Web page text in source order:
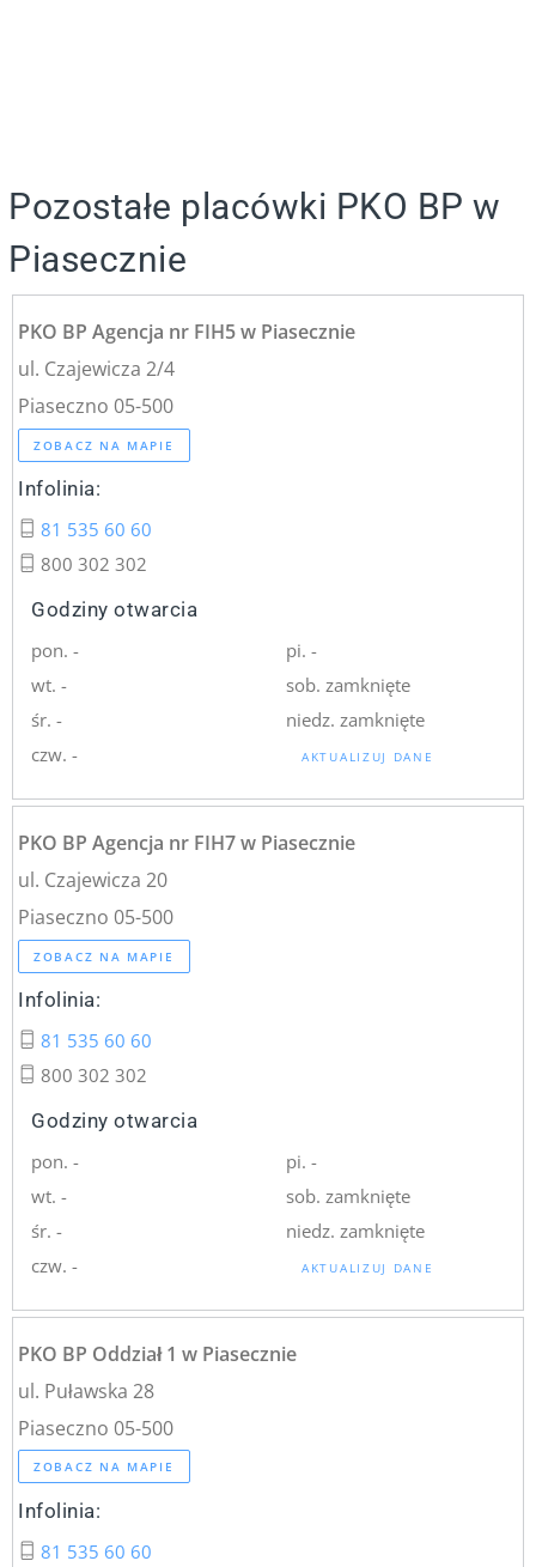
Pozostałe placówki PKO BP w
Piasecznie
PKO BP Agencja nr FIH5 w Piasecznie
ul. Czajewicza 2/4
Piaseczno 05-500
ZOBACZ NA MAPIE
Infolinia:
81 535 60 60
800 302 302
Godziny otwarcia
pon. -
wt. -
śr. -
czw. -
pi. -
sob. zamknięte
niedz. zamknięte
AKTUALIZUJ DANE
PKO BP Agencja nr FIH7 w Piasecznie
ul. Czajewicza 20
Piaseczno 05-500
ZOBACZ NA MAPIE
Infolinia:
81 535 60 60
800 302 302
Godziny otwarcia
pon. -
wt. -
śr. -
czw. -
pi. -
sob. zamknięte
niedz. zamknięte
AKTUALIZUJ DANE
PKO BP Oddział 1 w Piasecznie
ul. Puławska 28
Piaseczno 05-500
ZOBACZ NA MAPIE
Infolinia:
81 535 60 60